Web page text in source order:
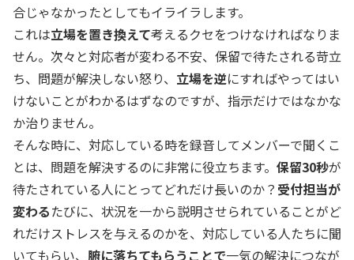
合じゃなかったとしてもイライラします。
これは立場を置き換えて考えるクセをつけなければなりま
せん。次々と対応者が変わる不安、保留で待たされる苛立
ち、問題が解決しない怒り、 立場を逆にすればやってはい
けないことがわかるはずなのですが、指示だけではなかな
か治りません。
そんな時に、対応している時を録音してメンバーで聞くこ
とは、問題を解決するのに非常に役立ちます。 保留30秒が
待たされている人にとってどれだけ長いのか？ 受付担当が
変わるたびに、状況を一から説明させられていることがど
れだけストレスを与えるのかを、対応している人たちに聞
いてもらい、 腑に落ちてもらうことで一気の解決につなが